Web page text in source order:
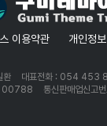
이용약관 개인정
환 대표전화 : 054 453
00788
통신판매업신고